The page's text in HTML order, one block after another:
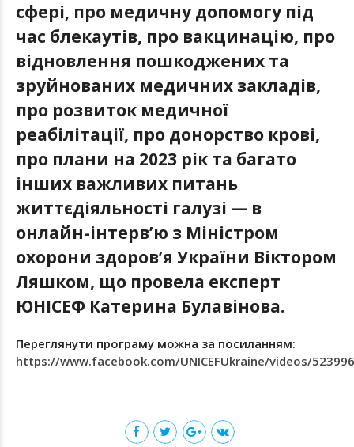
сфері, про медичну допомогу під
час блекаутів, про вакцинацію, про
відновлення пошкоджених та
зруйнованих медичних закладів,
про розвиток медичної
реабілітації, про донорство крові,
про плани на 2023 рік та багато
інших важливих питань
життєдіяльності галузі — в
онлайн-інтерв’ю з Міністром
охорони здоров’я України Віктором
Ляшком, що провела експерт
ЮНІСЕФ Катерина Булавінова.
Переглянути програму можна за посиланням:
https://www.facebook.com/UNICEFUkraine/videos/